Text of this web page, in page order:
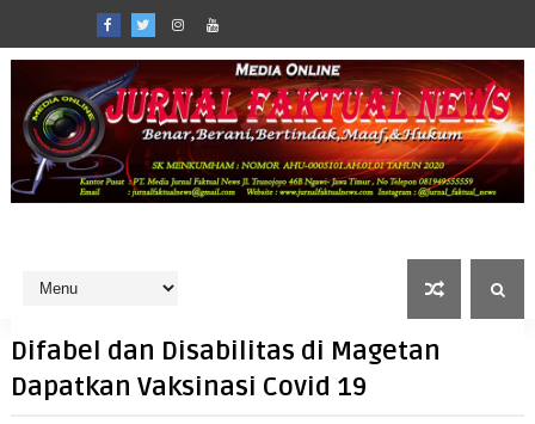
Difabel dan Disabilitas di Magetan
Dapatkan Vaksinasi Covid 19